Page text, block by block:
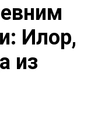
Илор,
из